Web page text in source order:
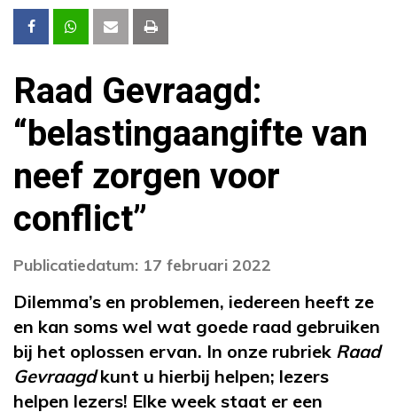
Raad Gevraagd:
“belastingaangifte van
neef zorgen voor
conflict”
Publicatiedatum: 17 februari 2022
Dilemma’s en problemen, iedereen heeft ze
en kan soms wel wat goede raad gebruiken
bij het oplossen ervan. In onze rubriek Raad
Gevraagdkunt u hierbij helpen; lezers
helpen lezers! Elke week staat er een